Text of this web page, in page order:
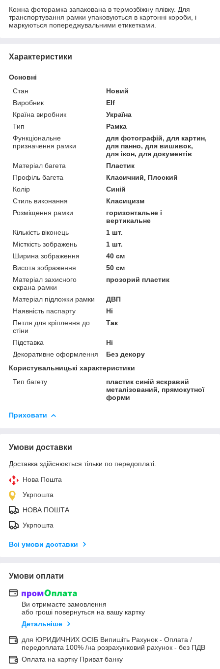
Кожна фоторамка запакована в термозбіжну плівку. Для
транспортування рамки упаковуються в картонні короби, і
маркуються попереджувальними етикетками.
Характеристики
Основні
Стан
Новий
Виробник
Elf
Країна виробник
Україна
Тип
Рамка
Функціональне
призначення рамки
для фотографій, для картин,
для панно, для вишивок,
для ікон, для документів
Матеріал багета
Пластик
Профіль багета
Класичний, Плоский
Колір
Синій
Стиль виконання
Класицизм
Розміщення рамки
горизонтальне і
вертикальне
Кількість віконець
1 шт.
Місткість зображень
1 шт.
Ширина зображення
40 см
Висота зображення
50 см
Матеріал захисного
екрана рамки
прозорий пластик
Матеріал підложки рамки
ДВП
Наявність паспарту
Ні
Петля для кріплення до
стіни
Так
Підставка
Ні
Декоративне оформлення
Без декору
Користувальницькі характеристики
Тип багету
пластик синій яскравий
металізований, прямокутної
форми
Приховати
Умови доставки
Доставка здійснюється тільки по передоплаті.
Нова Пошта
Укрпошта
НОВА ПОШТА
Укрпошта
Всі умови доставки
Умови оплати
Ви отримаєте замовлення
або гроші повернуться на вашу картку
Детальніше
для ЮРИДИЧНИХ ОСІБ Випишіть Рахунок - Оплата /
передоплата 100% /на розрахунковий рахунок - без ПДВ
Оплата на картку Приват банку